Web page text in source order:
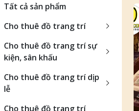
Tất cả sản phẩm
Cho thuê đồ trang trí
Cho thuê đồ trang trí sự
kiện, sân khấu
Cho thuê đồ trang trí dịp
lễ
Cho thuê đồ trang trí